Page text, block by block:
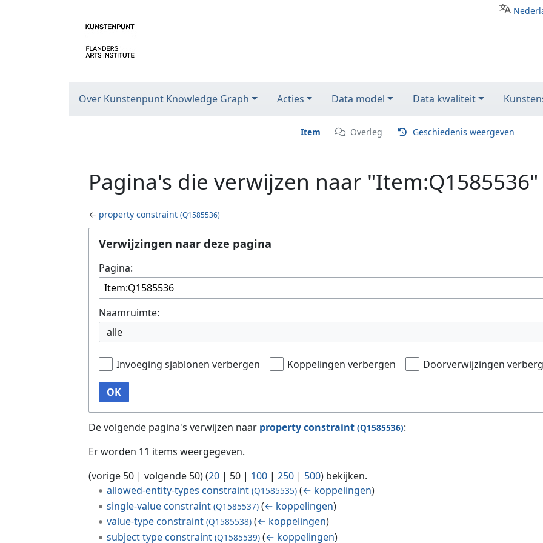
Over Kunstenpunt Knowledge Graph Acties Data model Data kwaliteit
Item Overleg Geschiedenis weergeven
Pagina's die verwijzen naar "Item:Q1585536"
← property constraint (Q1585536)
Ga naar:navigatie,zoeken
Verwijzingen naar deze pagina
Pagina:
Naamruimte:
alle
Invoeging sjablonen verbergen Koppelingen verbergen Doorverwijzingen
OK
De volgende pagina's verwijzen naar property constraint (Q1585536):
Er worden 11 items weergegeven.
(vorige 50 | volgende 50) (20 | 50 | 100 | 250 | 500) bekijken.
allowed-entity-types constraint (Q1585535) (← koppelingen)
single-value constraint (Q1585537) (← koppelingen)
value-type constraint (Q1585538) (← koppelingen)
subject type constraint (Q1585539) (← koppelingen)